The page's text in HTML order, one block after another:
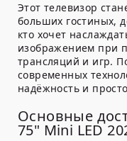
Этот телевизор
больших гостиных,
кто хочет
изображением при
трансляций и игр.
современных
надёжность и
Основные
75" Mini LED